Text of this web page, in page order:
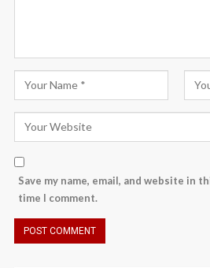
Save my name, email, and website in
time I comment.